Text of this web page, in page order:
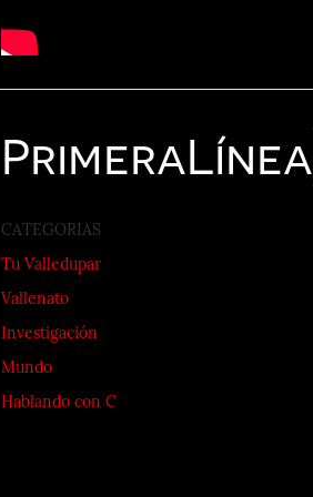
PrimeraLínea
CATEGORIAS
Tu Valledupar
Vallenato
Investigación
Mundo
Hablando con C